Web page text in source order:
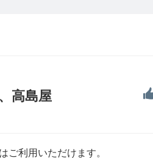
高島屋
ご利用いただけます。